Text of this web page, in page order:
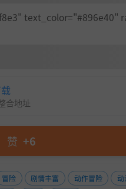
text_color="#896e40"
合地址
赞 +6
冒险 剧情丰富 动作冒险 动